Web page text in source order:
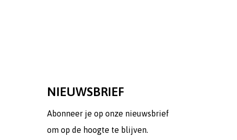
NIEUWSBRIEF
Abonneer je op onze nieuwsbrief
om op de hoogte te blijven.